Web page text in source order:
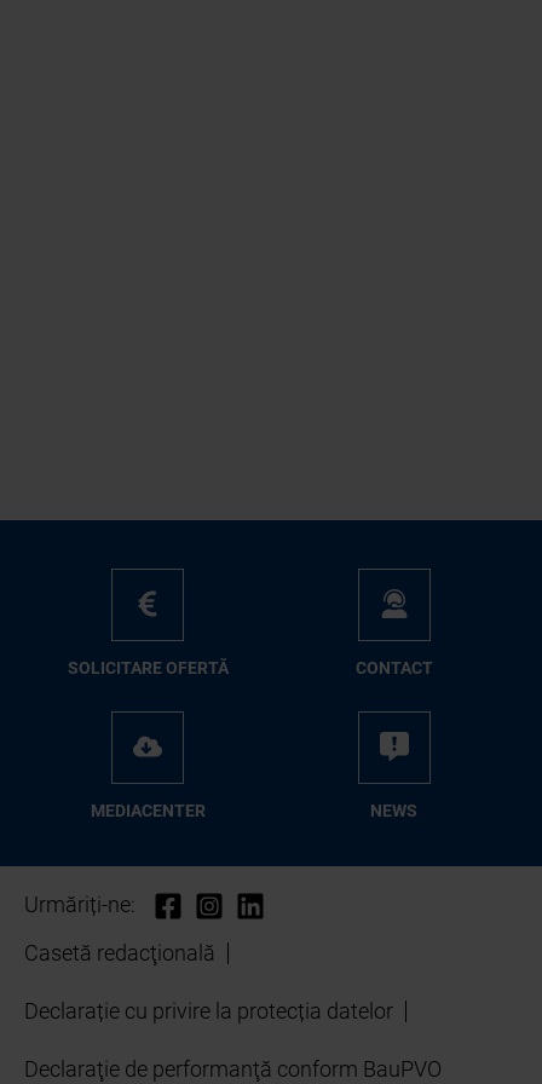
SO­LI­CI­TA­RE OFER­TĂ CON­TA­CT
ME­D­IA­CEN­TER NEWS
Urmăriți-ne:
Casetă redacţională
Declarație cu privire la protecția datelor
Declaraţie de performanţă conform BauPVO